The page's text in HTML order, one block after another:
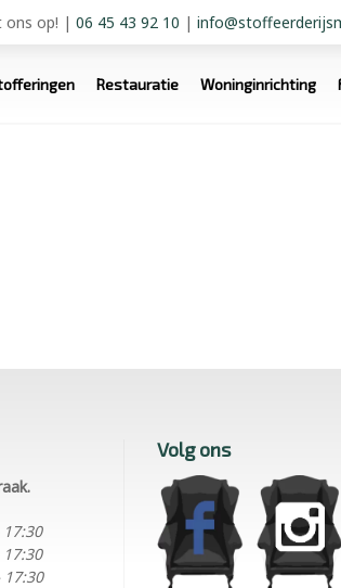
op! | 06 45 43 92 10 |
Restauratie Woninginrichting
17:30
17:30
17:30
Volg ons